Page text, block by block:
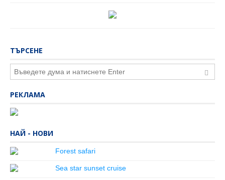
ТЪРСЕНЕ
РЕКЛАМА
НАЙ - НОВИ
Forest safari
Sea star sunset cruise